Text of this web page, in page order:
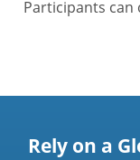
Participants
Rely on a